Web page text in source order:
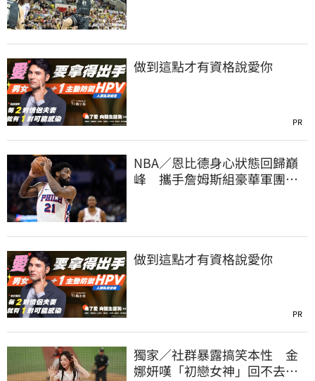
做到這點才有資格說愛你
PR
NBA／恩比德身心狀態回歸巔
峰 攜手詹姆斯組豪華軍團！
做到這點才有資格說愛你
PR
獨家／社群暴露搞笑本性 金
娜妍嘆「初戀女神」回不去！